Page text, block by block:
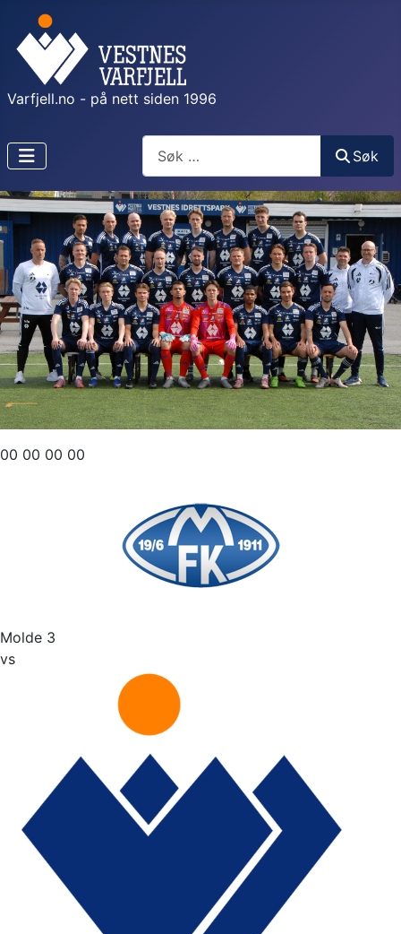
Varfjell.no - på nett siden 1996
Søk
00 00 00 00
Molde 3
vs